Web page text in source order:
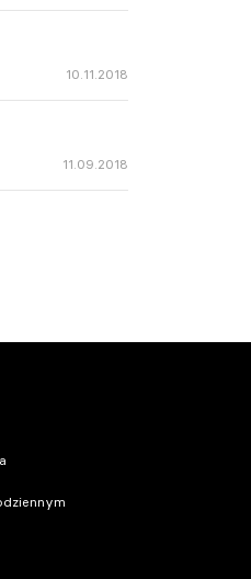
10.11.2018
11.09.2018